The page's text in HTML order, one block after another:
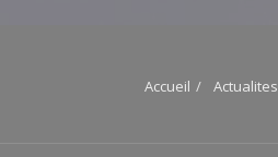
Accueil Actualites